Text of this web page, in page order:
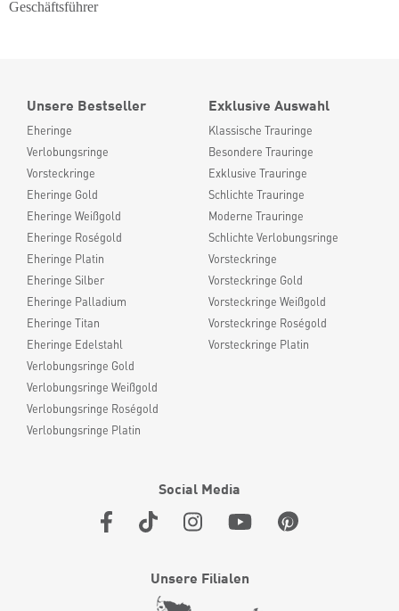
Geschäftsführer
Unsere Bestseller
Eheringe
Verlobungsringe
Vorsteckringe
Eheringe Gold
Eheringe Weißgold
Eheringe Roségold
Eheringe Platin
Eheringe Silber
Eheringe Palladium
Eheringe Titan
Eheringe Edelstahl
Verlobungsringe Gold
Verlobungsringe Weißgold
Verlobungsringe Roségold
Verlobungsringe Platin
Exklusive Auswahl
Klassische Trauringe
Besondere Trauringe
Exklusive Trauringe
Schlichte Trauringe
Moderne Trauringe
Schlichte Verlobungsringe
Vorsteckringe
Vorsteckringe Gold
Vorsteckringe Weißgold
Vorsteckringe Roségold
Vorsteckringe Platin
Social Media
Unsere Filialen